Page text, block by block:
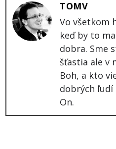
TOMV
Vo všetkom
keď by to
dobra. Sme
šťastia ale v
Boh, a kto
dobrých ľudí
On.